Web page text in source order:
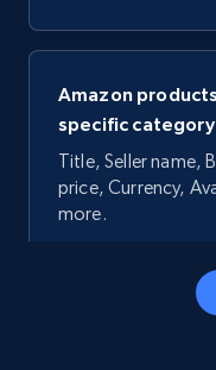
Amazon
specific category
Title, Seller name,
price, Currency,
more.